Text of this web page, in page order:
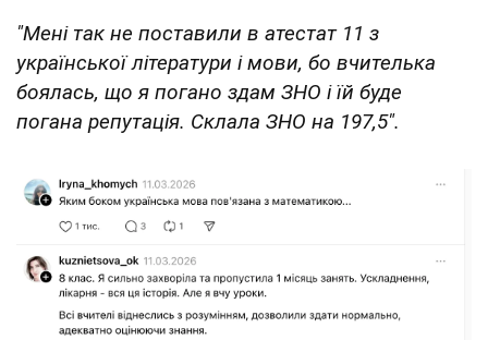
"Мені так не поставили в атестат 11 з
української літератури і мови, бо вчителька
боялась, що я погано здам ЗНО і їй буде
погана репутація. Склала ЗНО на 197,5".